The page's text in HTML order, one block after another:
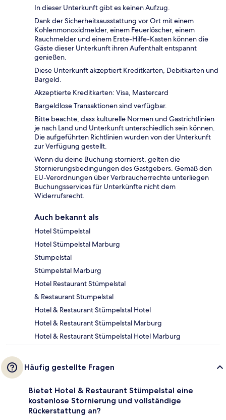
In dieser Unterkunft gibt es keinen Aufzug.
Dank der Sicherheitsausstattung vor Ort mit einem
Kohlenmonoxidmelder, einem Feuerlöscher, einem
Rauchmelder und einem Erste-Hilfe-Kasten können die
Gäste dieser Unterkunft ihren Aufenthalt entspannt
genießen.
Diese Unterkunft akzeptiert Kreditkarten, Debitkarten und
Bargeld.
Akzeptierte Kreditkarten: Visa, Mastercard
Bargeldlose Transaktionen sind verfügbar.
Bitte beachte, dass kulturelle Normen und Gastrichtlinien
je nach Land und Unterkunft unterschiedlich sein können.
Die aufgeführten Richtlinien wurden von der Unterkunft
zur Verfügung gestellt.
Wenn du deine Buchung stornierst, gelten die
Stornierungsbedingungen des Gastgebers. Gemäß den
EU-Verordnungen über Verbraucherrechte unterliegen
Buchungsservices für Unterkünfte nicht dem
Widerrufsrecht.
Auch bekannt als
Hotel Stümpelstal
Hotel Stümpelstal Marburg
Stümpelstal
Stümpelstal Marburg
Hotel Restaurant Stümpelstal
& Restaurant Stumpelstal
Hotel & Restaurant Stümpelstal Hotel
Hotel & Restaurant Stümpelstal Marburg
Hotel & Restaurant Stümpelstal Hotel Marburg
Häufig gestellte Fragen
Bietet Hotel & Restaurant Stümpelstal eine
kostenlose Stornierung und vollständige
Rückerstattung an?